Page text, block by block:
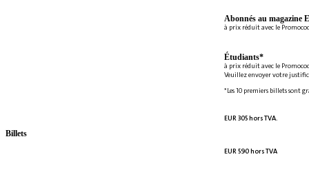
Abonnés au magazine
à prix réduit avec le
Étudiants*
à prix réduit avec le
Veuillez envoyer votre
*Les 10 premiers billets sont
EUR 305 hors TVA.
EUR 590 hors TVA
Billets